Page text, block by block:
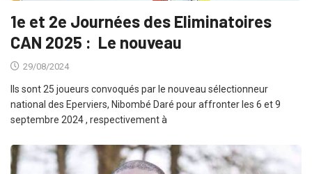
1e et 2e Journées des Eliminatoires
CAN 2025 : Le nouveau
29/08/2024
Ils sont 25 joueurs convoqués par le nouveau sélectionneur
national des Eperviers, Nibombé Daré pour affronter les 6 et 9
septembre 2024 , respectivement à